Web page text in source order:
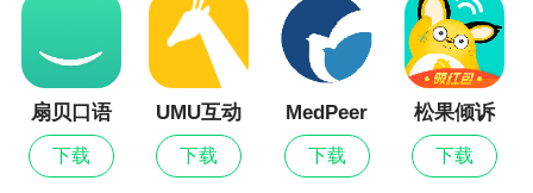
扇贝口语
下载
UMU互动
下载
MedPeer
下载
松果倾诉
下载